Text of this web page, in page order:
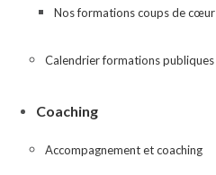
Nos formations coups de cœur
Calendrier formations publiques
Coaching
Accompagnement et coaching